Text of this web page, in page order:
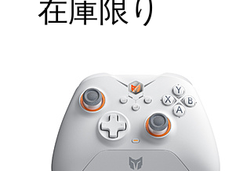
在庫限り